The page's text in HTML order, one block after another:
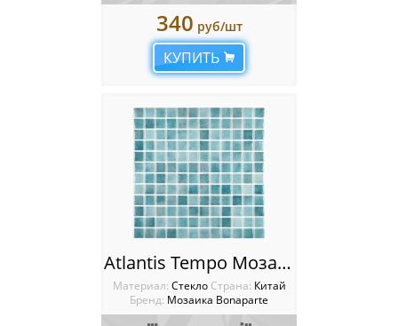
340 руб/шт
КУПИТЬ
Atlantis Tempo Мозаика Bonaparte
Материал: Стекло Cтрана: Китай
Бренд: Мозаика Bonaparte